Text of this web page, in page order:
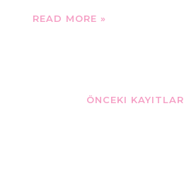
READ MORE »
ÖNCEKI KAYITLAR